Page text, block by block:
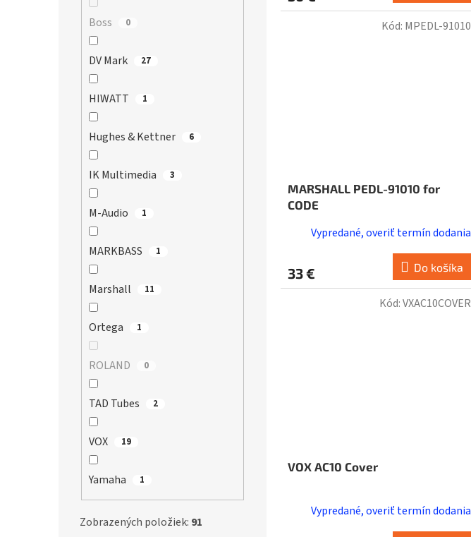
Boss 0
DV Mark 27
HIWATT 1
Hughes & Kettner 6
IK Multimedia 3
M-Audio 1
MARKBASS 1
Marshall 11
Ortega 1
ROLAND 0
TAD Tubes 2
VOX 19
Yamaha 1
Zobrazených položiek: 91
MARSHALL PEDL-91010 for
CODE
Vypredané, overiť termín dodania
33 € Do košíka
Kód: MPEDL-91010
VOX AC10 Cover
Vypredané, overiť termín dodania
Kód:VXAC10COVER